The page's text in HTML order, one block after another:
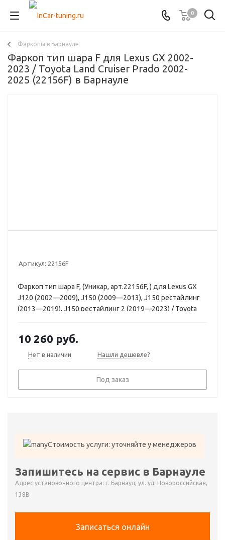
0
Фаркопы в Барнауле
Фаркоп тип шара F для Lexus GX 2002-
2023 / Toyota Land Cruiser Prado 2002-
2025 (22156F) в Барнауле
Артикул: 22156F
Фаркоп тип шара F, (Уникар, арт.22156F, ) для Lexus GX
J120 (2002—2009), J150 (2009—2013), J150 рестайлинг
(2013—2019), J150 рестайлинг 2 (2019—2023) / Toyota
2017), 150 рестайлинг 2 (2017—2025)
10 260 руб.
Нет в наличии Нашли дешевле?
Под заказ
Стоимость услуги: уточняйте у менеджеров
Запишитесь на сервис в Барнауле
Адрес установочного центра: г. Барнаул, ул. ул. Новороссийская,
138В
Записаться онлайн